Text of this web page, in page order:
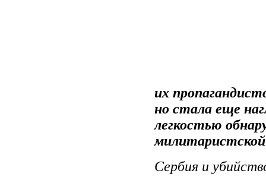
их
но стала еще
легкостью
Сербия и